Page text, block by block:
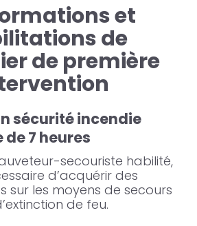
et
de
de première
sécurité incendie
de 7 heures
secouriste habilité,
d’acquérir des
sur les moyens de secours
de feu.